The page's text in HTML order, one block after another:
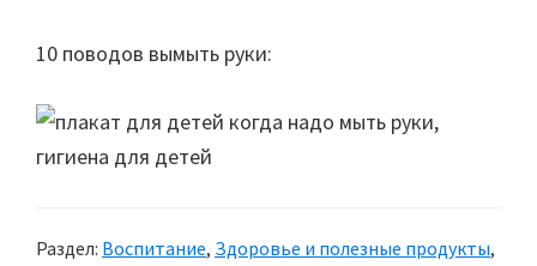
10 поводов вымыть руки:
Раздел: Воспитание, Здоровье и полезные продукты,